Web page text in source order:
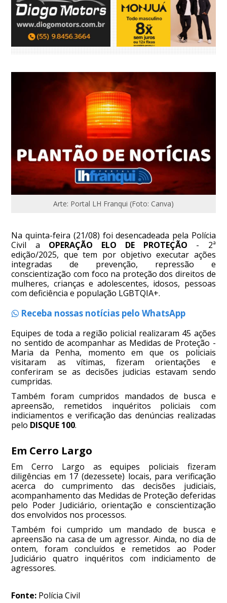
Arte: Portal LH Franqui (Foto: Canva)
Na quinta-feira (21/08) foi desencadeada pela Polícia
Civil a OPERAÇÃO ELO DE PROTEÇÃO - 2ª
edição/2025, que tem por objetivo executar ações
integradas de prevenção, repressão e
conscientização com foco na proteção dos direitos de
mulheres, crianças e adolescentes, idosos, pessoas
com deficiência e população LGBTQIA+.
Receba nossas notícias pelo WhatsApp
Equipes de toda a região policial realizaram 45 ações
no sentido de acompanhar as Medidas de Proteção -
Maria da Penha, momento em que os policiais
visitaram as vítimas, fizeram orientações e
conferiram se as decisões judicias estavam sendo
cumpridas.
Também foram cumpridos mandados de busca e
apreensão, remetidos inquéritos policiais com
indiciamentos e verificação das denúncias realizadas
pelo DISQUE 100.
Em Cerro Largo
Em Cerro Largo as equipes policiais fizeram
diligências em 17 (dezessete) locais, para verificação
acerca do cumprimento das decisões judiciais,
acompanhamento das Medidas de Proteção deferidas
pelo Poder Judiciário, orientação e conscientização
dos envolvidos nos processos.
Também foi cumprido um mandado de busca e
apreensão na casa de um agressor. Ainda, no dia de
ontem, foram concluídos e remetidos ao Poder
Judiciário quatro inquéritos com indiciamento de
agressores.
Fonte: Polícia Civil